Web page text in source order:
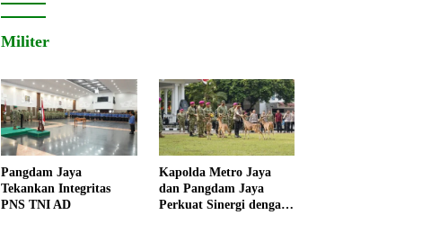
Militer
Pangdam Jaya
Tekankan Integritas
PNS TNI AD
Kapolda Metro Jaya
dan Pangdam Jaya
Perkuat Sinergi dengan